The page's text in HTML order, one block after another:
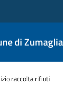
di Zumaglia
raccolta rifiuti